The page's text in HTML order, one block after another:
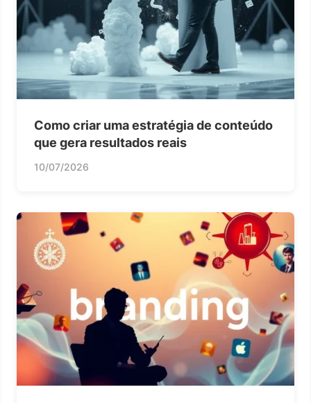
Como criar uma estratégia de conteúdo
que gera resultados reais
10/07/2026